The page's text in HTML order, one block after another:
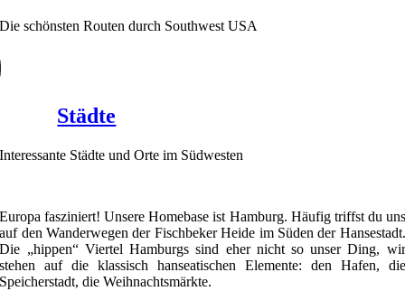
Die schönsten Routen durch Southwest USA
Städte
Interessante Städte und Orte im Südwesten
Europa fasziniert! Unsere Homebase ist Hamburg. Häufig triffst du uns
auf den Wanderwegen der Fischbeker Heide im Süden der Hansestadt.
Die „hippen“ Viertel Hamburgs sind eher nicht so unser Ding, wir
stehen auf die klassisch hanseatischen Elemente: den Hafen, die
Speicherstadt, die Weihnachtsmärkte.